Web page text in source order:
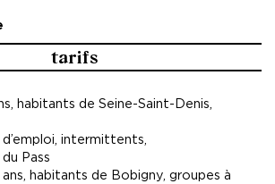
tarifs
habitants de Seine-Saint-Denis,
intermittents,
Pass
habitants de Bobigny, groupes à